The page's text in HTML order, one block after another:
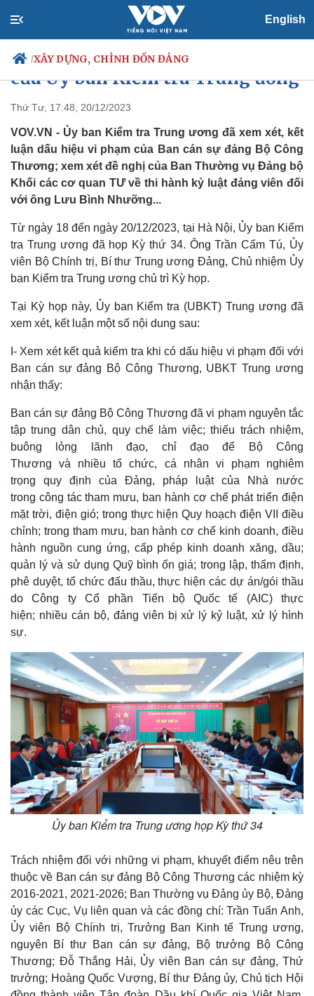
English
/XÂY DỰNG, CHỈNH ĐỐN ĐẢNG
Chính trị
Đảng
Tổ chức nhân sự
Quốc hội
Nhận diện sự thật
Xã hội
Tin 24h
Dự báo thời tiết
Giáo dục
Biển đảo
Thế giới
Quan sát
Multimedia
Video
Thông cáo báo chí Kỳ họp thứ 34
của Ủy ban Kiểm tra Trung ương
Thứ Tư, 17:48, 20/12/2023
VOV.VN - Ủy ban Kiểm tra Trung ương đã xem xét, kết
luận dấu hiệu vi phạm của Ban cán sự đảng Bộ Công
Thương; xem xét đề nghị của Ban Thường vụ Đảng bộ
Khối các cơ quan TƯ về thi hành kỷ luật đảng viên đối
với ông Lưu Bình Nhưỡng...
Từ ngày 18 đến ngày 20/12/2023, tại Hà Nội, Ủy ban Kiểm
tra Trung ương đã họp Kỳ thứ 34. Ông Trần Cẩm Tú, Ủy
viên Bộ Chính trị, Bí thư Trung ương Đảng, Chủ nhiệm Ủy
ban Kiểm tra Trung ương chủ trì Kỳ họp.
Tại Kỳ họp này, Ủy ban Kiểm tra (UBKT) Trung ương đã
xem xét, kết luận một số nội dung sau:
I- Xem xét kết quả kiểm tra khi có dấu hiệu vi phạm đối với
Ban cán sự đảng Bộ Công Thương, UBKT Trung ương
nhận thấy:
Ban cán sự đảng Bộ Công Thương đã vi phạm nguyên tắc
tập trung dân chủ, quy chế làm việc; thiếu trách nhiệm,
buông lỏng lãnh đạo, chỉ đạo để Bộ Công
Thương và nhiều tổ chức, cá nhân vi phạm nghiêm
trọng quy định của Đảng, pháp luật của Nhà nước
trong công tác tham mưu, ban hành cơ chế phát triển điện
mặt trời, điện gió; trong thực hiện Quy hoạch điện VII điều
chỉnh; trong tham mưu, ban hành cơ chế kinh doanh, điều
hành nguồn cung ứng, cấp phép kinh doanh xăng, dầu;
quản lý và sử dụng Quỹ bình ổn giá; trong lập, thẩm định,
phê duyệt, tổ chức đấu thầu, thực hiện các dự án/gói thầu
do Công ty Cổ phần Tiến bộ Quốc tế (AIC) thực
hiện; nhiều cán bộ, đảng viên bị xử lý kỷ luật, xử lý hình
sự.
Ủy ban Kiểm tra Trung ương họp Kỳ thứ 34
Trách nhiệm đối với những vi phạm, khuyết điểm nêu trên
thuộc về Ban cán sự đảng Bộ Công Thương các nhiệm kỳ
2016-2021, 2021-2026; Ban Thường vụ Đảng ủy Bộ, Đảng
ủy các Cục, Vụ liên quan và các đồng chí: Trần Tuấn Anh,
Ủy viên Bộ Chính trị, Trưởng Ban Kinh tế Trung ương,
nguyên Bí thư Ban cán sự đảng, Bộ trưởng Bộ Công
Thương; Đỗ Thắng Hải, Ủy viên Ban cán sự đảng, Thứ
trưởng; Hoàng Quốc Vượng, Bí thư Đảng ủy, Chủ tịch Hội